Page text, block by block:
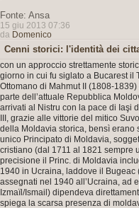
Fonte: Ansa
15 giu 2013 07:36
da Domenico
Cenni storici: l'identità dei
con un approccio strettamente
giorno in cui fu siglato a Bucarest il
Ottomano di Mahmut II (1808-
parte dell’attuale Repubblica
arrivati al Nistru con la pace di Iaşi
III, grazie alle vittorie del mitico
della Moldavia storica, bensì erano
unico Principato di Moldavia,
cristiano (dal 1711 al 1821 sempre
precisione il Princ. di Moldavia
1940 in Ucraina, laddove il
assegnati nel 1940 all’Ucraina, ad
Izmaïl/Ismail) dipendeva
spiega la scarsa presenza di